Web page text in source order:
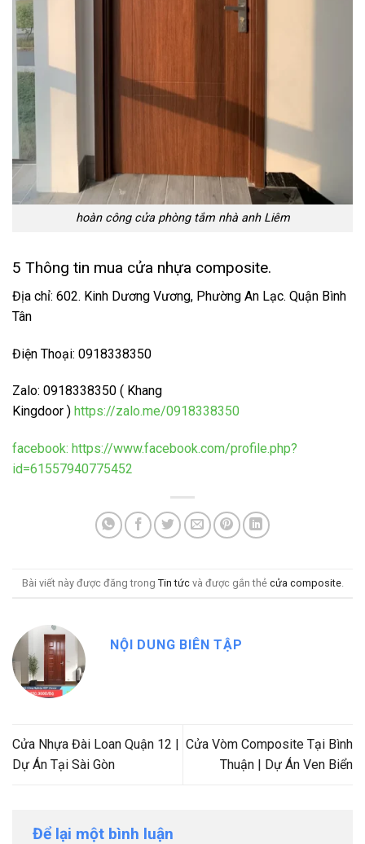
hoàn công cửa phòng tắm nhà anh Liêm
5 Thông tin mua cửa nhựa composite.
Địa chỉ: 602. Kinh Dương Vương, Phường An Lạc. Quận Bình
Tân
Điện Thoại: 0918338350
Zalo: 0918338350 ( Khang
Kingdoor ) https://zalo.me/0918338350
facebook: https://www.facebook.com/profile.php?
id=61557940775452
Bài viết này được đăng trong Tin tứcvà được gắn thẻ cửa composite.
NỘI DUNG BIÊN TẬP
Cửa Nhựa Đài Loan Quận 12 |
Dự Án Tại Sài Gòn
Cửa Vòm Composite Tại Bình
Thuận | Dự Án Ven Biển
Để lại một bình luận